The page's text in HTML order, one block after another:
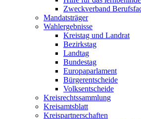
Zweckverband
Mandatsträger
Wahlergebnisse
Kreistag und Landrat
Bezirkstag
Landtag
Bundestag
Europaparlament
Bürgerentscheide
Volksentscheide
Kreisrechtssammlung
Kreisamtsblatt
Kreispartnerschaften